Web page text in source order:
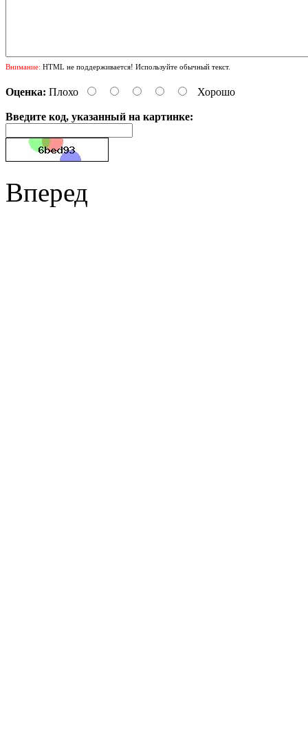
Внимание: HTML не поддерживается! Используйте обычный текст.
Оценка: Плохо Хорошо
Введите код, указанный на картинке:
Вперед